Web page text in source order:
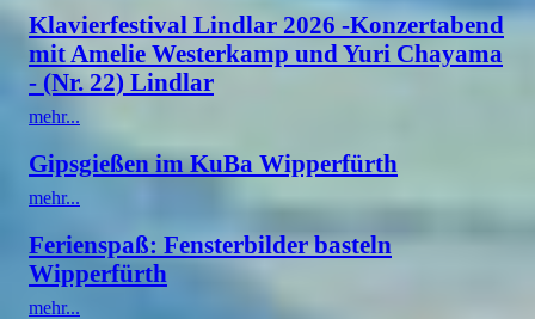
Klavierfestival Lindlar 2026 -Konzertabend
mit Amelie Westerkamp und Yuri Chayama
- (Nr. 22) Lindlar
mehr...
Gipsgießen im KuBa Wipperfürth
mehr...
Ferienspaß: Fensterbilder basteln
Wipperfürth
mehr...